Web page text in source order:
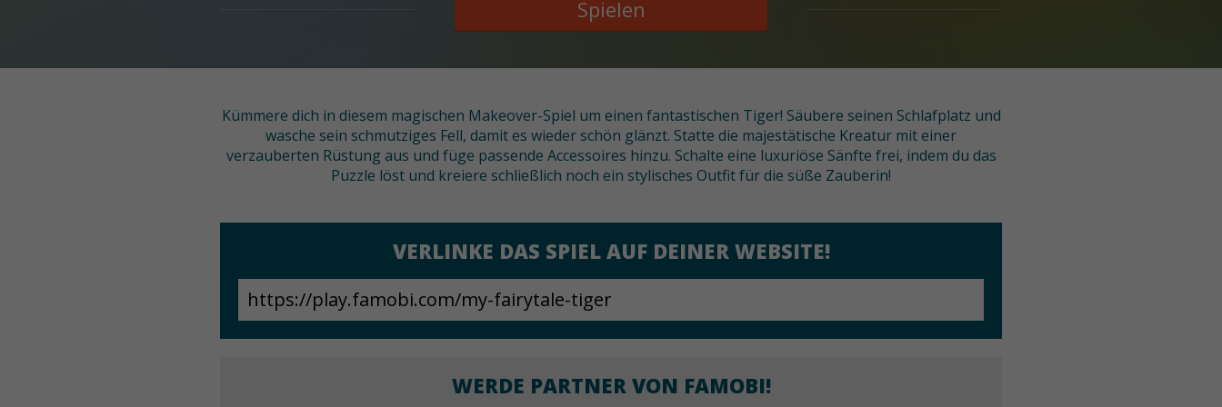
Spielen
Kümmere dich in diesem magischen Makeover-Spiel um einen fantastischen Tiger! Säubere seinen Schlafplatz und
wasche sein schmutziges Fell, damit es wieder schön glänzt. Statte die majestätische Kreatur mit einer
verzauberten Rüstung aus und füge passende Accessoires hinzu. Schalte eine luxuriöse Sänfte frei, indem du das
Puzzle löst und kreiere schließlich noch ein stylisches Outfit für die süße Zauberin!
VERLINKE DAS SPIEL AUF DEINER WEBSITE!
WERDE PARTNER VON FAMOBI!